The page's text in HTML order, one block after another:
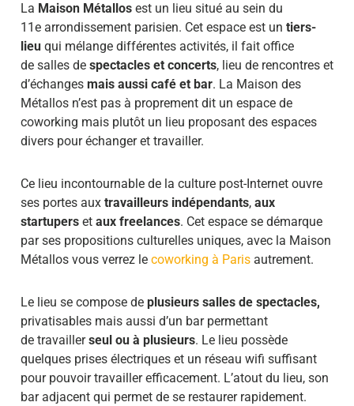
La Maison Métallos est un lieu situé au sein du
11e arrondissement parisien. Cet espace est un tiers-
lieu qui mélange différentes activités, il fait office
de salles de spectacles et concerts, lieu de rencontres et
d’échanges mais aussi café et bar. La Maison des
Métallos n’est pas à proprement dit un espace de
coworking mais plutôt un lieu proposant des espaces
divers pour échanger et travailler.
Ce lieu incontournable de la culture post-Internet ouvre
ses portes aux travailleurs indépendants, aux
startupers et aux freelances. Cet espace se démarque
par ses propositions culturelles uniques, avec la Maison
Métallos vous verrez le coworking à Paris autrement.
Le lieu se compose de plusieurs salles de spectacles,
privatisables mais aussi d’un bar permettant
de travaillerseul ou à plusieurs. Le lieu possède
quelques prises électriques et un réseau wifi suffisant
pour pouvoir travailler efficacement. L’atout du lieu, son
bar adjacent qui permet de se restaurer rapidement.